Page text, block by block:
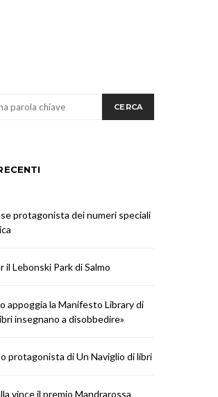
CERCA
protagonista dei numeri speciali
il Lebonski Park di Salmo
appoggia la Manifesto Library di
insegnano a disobbedire»
protagonista di Un Naviglio di libri
vince il premio Mandrarossa